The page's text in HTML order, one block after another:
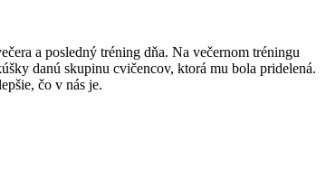
a posledný tréning dňa. Na večernom tréningu
danú skupinu cvičencov, ktorá mu bola pridelená.
čo v nás je.